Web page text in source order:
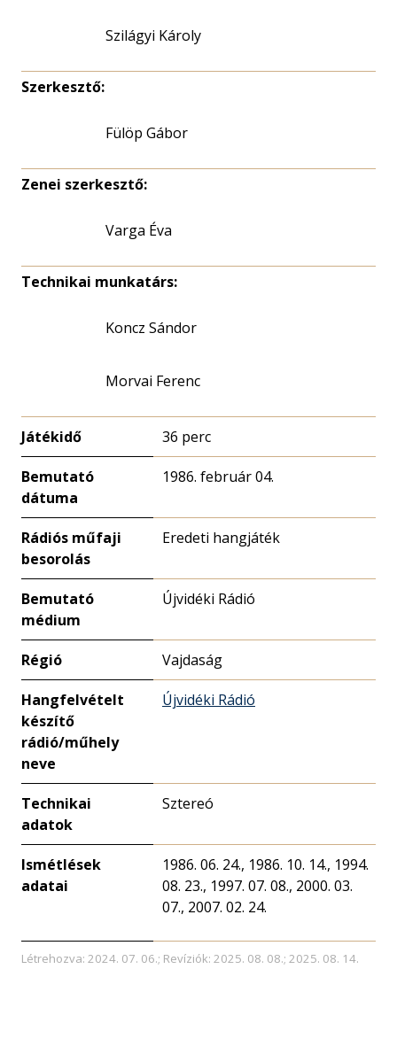
Szilágyi Károly
Szerkesztő:
Fülöp Gábor
Zenei szerkesztő:
Varga Éva
Technikai munkatárs:
Koncz Sándor
Morvai Ferenc
Játékidő 36 perc
Bemutató
dátuma
1986. február 04.
Rádiós műfaji
besorolás
Eredeti hangjáték
Bemutató
médium
Újvidéki Rádió
Régió Vajdaság
Hangfelvételt
készítő
rádió/műhely
neve
Újvidéki Rádió
Technikai
adatok
Sztereó
Ismétlések
adatai
1986. 06. 24., 1986. 10. 14., 1994.
08. 23., 1997. 07. 08., 2000. 03.
07., 2007. 02. 24.
Létrehozva: 2024. 07. 06.; Revíziók: 2025. 08. 08.; 2025. 08. 14.